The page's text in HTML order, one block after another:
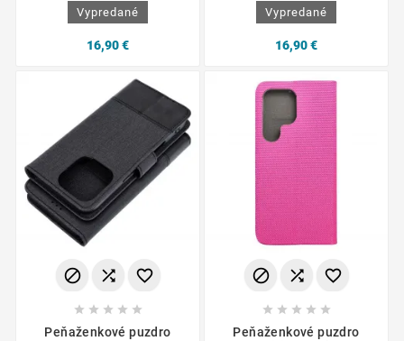
Vypredané
16,90 €
Vypredané
16,90 €
  
    
Peňaženkové puzdro
  
    
Peňaženkové puzdro